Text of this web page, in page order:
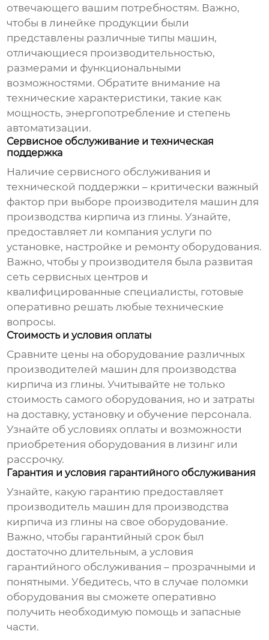
отвечающего вашим потребностям. Важно,
чтобы в линейке продукции были
представлены различные типы машин,
отличающиеся производительностью,
размерами и функциональными
возможностями. Обратите внимание на
технические характеристики, такие как
мощность, энергопотребление и степень
автоматизации.
Сервисное обслуживание и техническая
поддержка
Наличие сервисного обслуживания и
технической поддержки – критически важный
фактор при выборе производителя машин для
производства кирпича из глины. Узнайте,
предоставляет ли компания услуги по
установке, настройке и ремонту оборудования.
Важно, чтобы у производителя была развитая
сеть сервисных центров и
квалифицированные специалисты, готовые
оперативно решать любые технические
вопросы.
Стоимость и условия оплаты
Сравните цены на оборудование различных
производителей машин для производства
кирпича из глины. Учитывайте не только
стоимость самого оборудования, но и затраты
на доставку, установку и обучение персонала.
Узнайте об условиях оплаты и возможности
приобретения оборудования в лизинг или
рассрочку.
Гарантия и условия гарантийного обслуживания
Узнайте, какую гарантию предоставляет
производитель машин для производства
кирпича из глины на свое оборудование.
Важно, чтобы гарантийный срок был
достаточно длительным, а условия
гарантийного обслуживания – прозрачными и
понятными. Убедитесь, что в случае поломки
оборудования вы сможете оперативно
получить необходимую помощь и запасные
части.